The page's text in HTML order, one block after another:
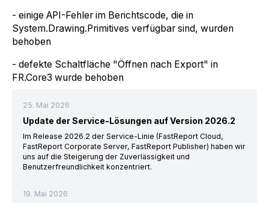
- einige API-Fehler im Berichtscode, die in
System.Drawing.Primitives verfügbar sind, wurden
behoben
- defekte Schaltfläche "Öffnen nach Export" in
FR.Core3 wurde behoben
25. Mai 2026
Update der Service-Lösungen auf Version 2026.2
Im Release 2026.2 der Service-Linie (FastReport Cloud,
FastReport Corporate Server, FastReport Publisher) haben wir
uns auf die Steigerung der Zuverlässigkeit und
Benutzerfreundlichkeit konzentriert.
19. Mai 2026